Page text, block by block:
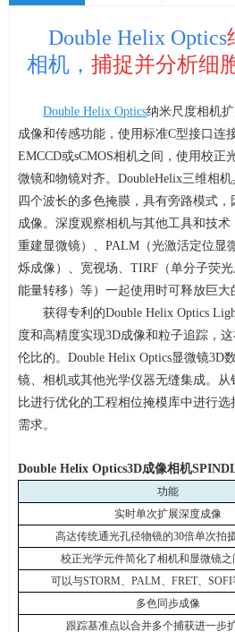
Double Helix Optics
相机， 捕捉并分析细
Double Helix Optics纳米尺度相机
成像和传感功能，使用标准C型接口连
EMCCD或sCMOS相机之间，使用校正
微镜和物镜对齐。 DoubleHelix三维相
四个波长的多色掩膜，具有旁路模式
成像。深度观察相机与其他工具和技术
重建显微镜）、 PALM（光激活定位显
烁成像）、宽视场、 TIRF（单分子荧光
能量转移）等）一起使用时可释放巨大
获得专利的Double Helix Optics
度和高精度实现3D成像和粒子追踪，
伦比的。 Double Helix Optics显微镜3D
镜、相机或其他光学仪器无缝集成。
比进行优化的工程相位掩模库中进行
需求。
Double Helix Optics3D成像相机
功能
实时单次扩展深度成像
高达传统通光孔径物镜的30倍单次拍
校正光学元件简化了相机和显微镜之
可以与STORM、 PALM、 FRET、 SOFI
多色同步成像
跟踪基准点以合并多个捕获进一步